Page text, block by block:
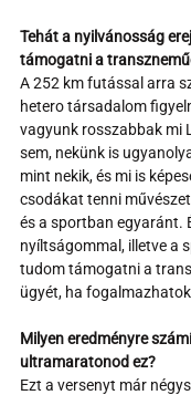
Tehát a nyilvánosság
támogatni a
A 252 km futással arra
hetero társadalom
vagyunk rosszabbak mi
sem, nekünk is
mint nekik, és mi is
csodákat tenni
és a sportban egyaránt.
nyíltságommal, illetve a
tudom támogatni a
ügyét, ha
Milyen eredményre
ultramaratonod ez?
Ezt a versenyt már